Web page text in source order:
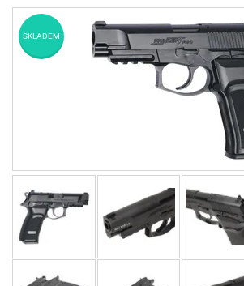
STŘELIVO
PŘÍSLUŠENSTVÍ
SKLADEM